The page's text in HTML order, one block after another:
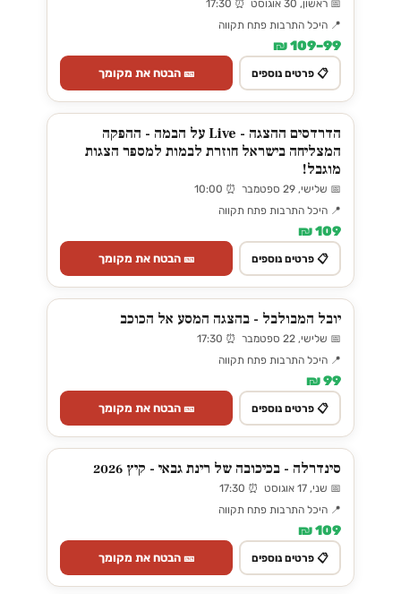
📅 ראשון, 30 אוגוסט ⏰ 17:30
📍 היכל התרבות פתח תקווה
99–109 ₪
📋 פרטים נוספים 🎫 הבטח את מקומך
הדרדסים ההצגה - Live על הבמה - ההפקה
המצליחה בישראל חוזרת לבמות למספר הצגות
מוגבל!
📅 שלישי, 29 ספטמבר ⏰ 10:00
📍 היכל התרבות פתח תקווה
109 ₪
📋 פרטים נוספים 🎫 הבטח את מקומך
יובל המבולבל - בהצגה המסע אל הכוכב
📅 שלישי, 22 ספטמבר ⏰ 17:30
📍 היכל התרבות פתח תקווה
99 ₪
📋 פרטים נוספים 🎫 הבטח את מקומך
סינדרלה - בכיכובה של רינת גבאי - קיץ 2026
📅 שני, 17 אוגוסט ⏰ 17:30
📍 היכל התרבות פתח תקווה
109 ₪
📋 פרטים נוספים 🎫 הבטח את מקומך